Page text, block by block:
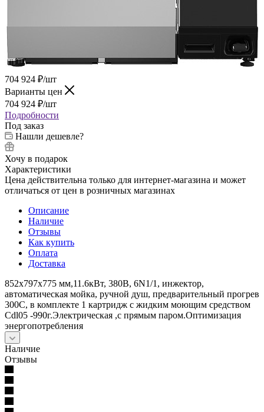
704 924 ₽/шт
Варианты цен
704 924 ₽/шт
Подробности
Под заказ
Нашли дешевле?
Хочу в подарок
Характеристики
Цена действительна только для интернет-магазина и может
отличаться от цен в розничных магазинах
Описание
Наличие
Отзывы
Как купить
Оплата
Доставка
852x797x775 мм,11.6кВт, 380В, 6N1/1, инжектор,
автоматическая мойка, ручной душ, предварительный прогрев
300С, в комплекте 1 картридж с жидким моющим средством
Cdl05 -990г.Электрическая ,с прямым паром.Оптимизация
энергопотребления
Наличие
Отзывы